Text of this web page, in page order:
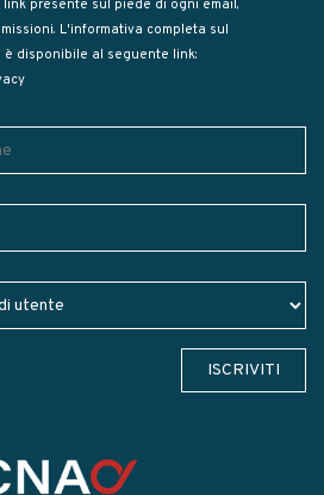
presente sul piede di ogni email,
L'informativa completa sul
disponibile al seguente link:
ISCRIVITI